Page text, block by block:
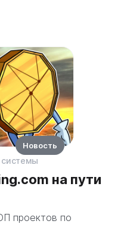
на пути
проектов по
Новость